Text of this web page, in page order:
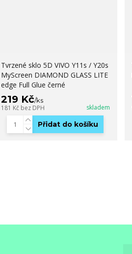
Tvrzené sklo 5D VIVO Y11s / Y20s
MyScreen DIAMOND GLASS LITE
edge Full Glue černé
219 Kč/ks
181 Kč bez DPH skladem
Přidat do košíku